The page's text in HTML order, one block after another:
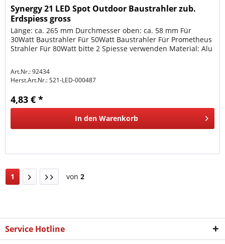
Synergy 21 LED Spot Outdoor Baustrahler zub.
Erdspiess gross
Länge: ca. 265 mm Durchmesser oben: ca. 58 mm Für
30Watt Baustrahler Für 50Watt Baustrahler Für Prometheus
Strahler Für 80Watt bitte 2 Spiesse verwenden Material: Alu
Art.Nr.: 92434
Herst.Art.Nr.:S21-LED-000487
4,83 € *
In den Warenkorb
1 von 2
Service Hotline